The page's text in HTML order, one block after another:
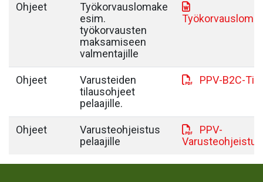
Ohjeet
Työkorvauslomake
esim.
työkorvausten
maksamiseen
valmentajille
Ohjeet
Varusteiden
tilausohjeet
pelaajille.
PPV-B2C-
Ohjeet
Varusteohjeistus
pelaajille
PPV-